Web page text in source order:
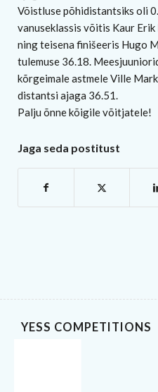
Võistluse põhidistantsiks oli
vanuseklassis võitis Kaur
ning teisena finišeeris Hugo
tulemuse 36.18.
kõrgeimale astmele Ville
distantsi ajaga 36.51.
Palju õnne kõigile võitjatele!
Jaga seda postitust
YESS COMPETITIONS